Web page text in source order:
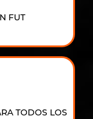
FUT
TODOS LOS